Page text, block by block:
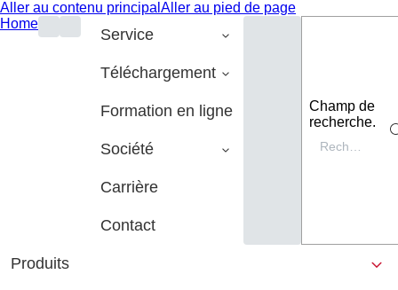
Aller au contenu principal Aller au pied de page
Home
Service
Téléchargement
Formation en ligne
Société
Carrière
Contact
Champ de
recherche.
Produits